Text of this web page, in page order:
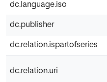
dc.language.iso
dc.publisher
dc.relation.ispartofseries
dc.relation.uri